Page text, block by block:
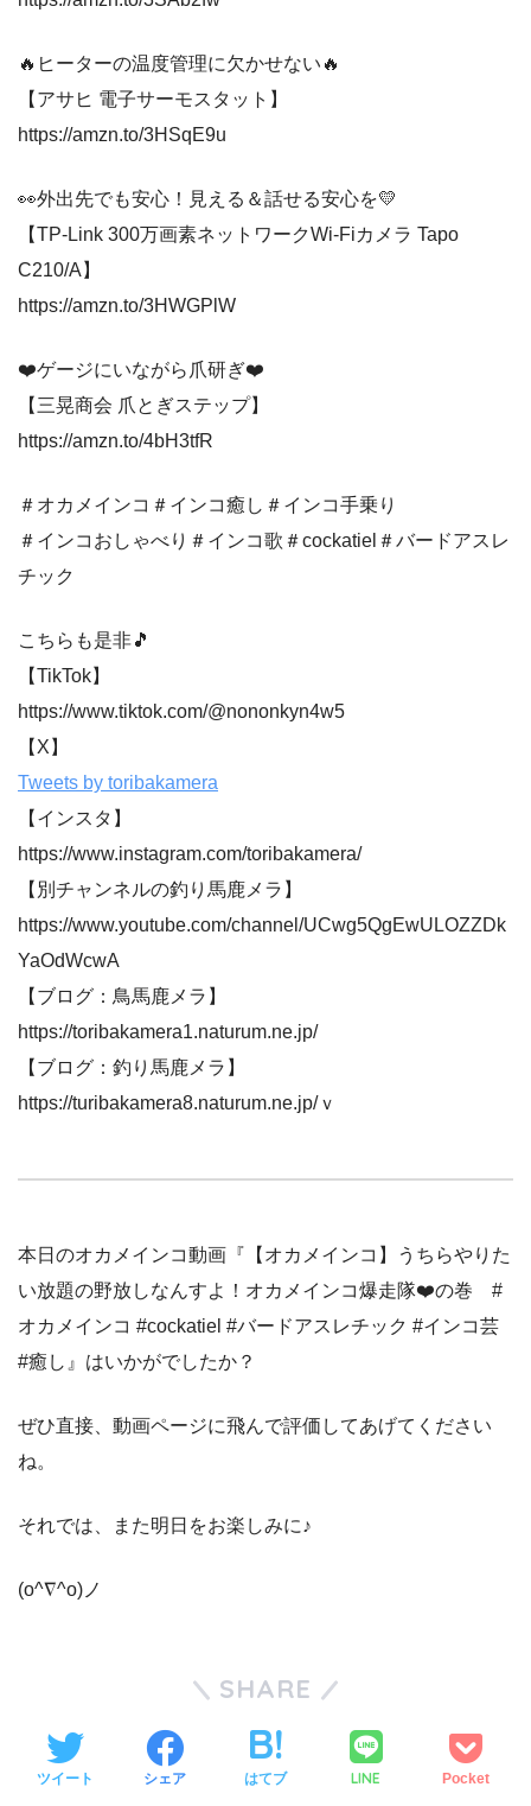
🔥ヒーターの温度管理に欠かせない🔥
【アサヒ 電子サーモスタット】
https://amzn.to/3HSqE9u
👀外出先でも安心！見える＆話せる安心を💛
【TP-Link 300万画素ネットワークWi-Fiカメラ Tapo
C210/A】
https://amzn.to/3HWGPlW
❤️ゲージにいながら爪研ぎ❤️
【三晃商会 爪とぎステップ】
https://amzn.to/4bH3tfR
＃オカメインコ＃インコ癒し＃インコ手乗り
＃インコおしゃべり＃インコ歌＃cockatiel＃バードアスレ
チック
こちらも是非🎵
【TikTok】
https://www.tiktok.com/@nononkyn4w5
【X】
Tweets by toribakamera
【インスタ】
https://www.instagram.com/toribakamera/
【別チャンネルの釣り馬鹿メラ】
https://www.youtube.com/channel/UCwg5QgEwULOZZDk
YaOdWcwA
【ブログ：鳥馬鹿メラ】
https://toribakamera1.naturum.ne.jp/
【ブログ：釣り馬鹿メラ】
https://turibakamera8.naturum.ne.jp/ｖ
本日のオカメインコ動画『【オカメインコ】うちらやりた
い放題の野放しなんすよ！オカメインコ爆走隊❤️の巻 #
オカメインコ #cockatiel #バードアスレチック #インコ芸
#癒し』はいかがでしたか？
ぜひ直接、動画ページに飛んで評価してあげてください
ね。
それでは、また明日をお楽しみに♪
(o^∇^o)ノ
SHARE
ツイート シェア はてブ LINE Pocket